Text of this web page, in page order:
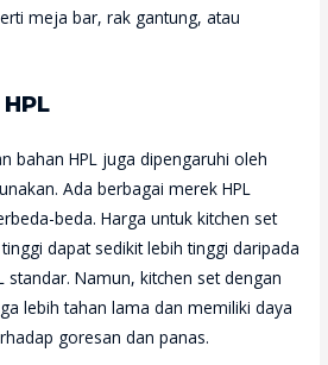
meja bar, rak gantung, atau
bahan HPL juga dipengaruhi oleh
Ada berbagai merek HPL
beda. Harga untuk kitchen set
dapat sedikit lebih tinggi daripada
standar. Namun, kitchen set dengan
lebih tahan lama dan memiliki daya
goresan dan panas.